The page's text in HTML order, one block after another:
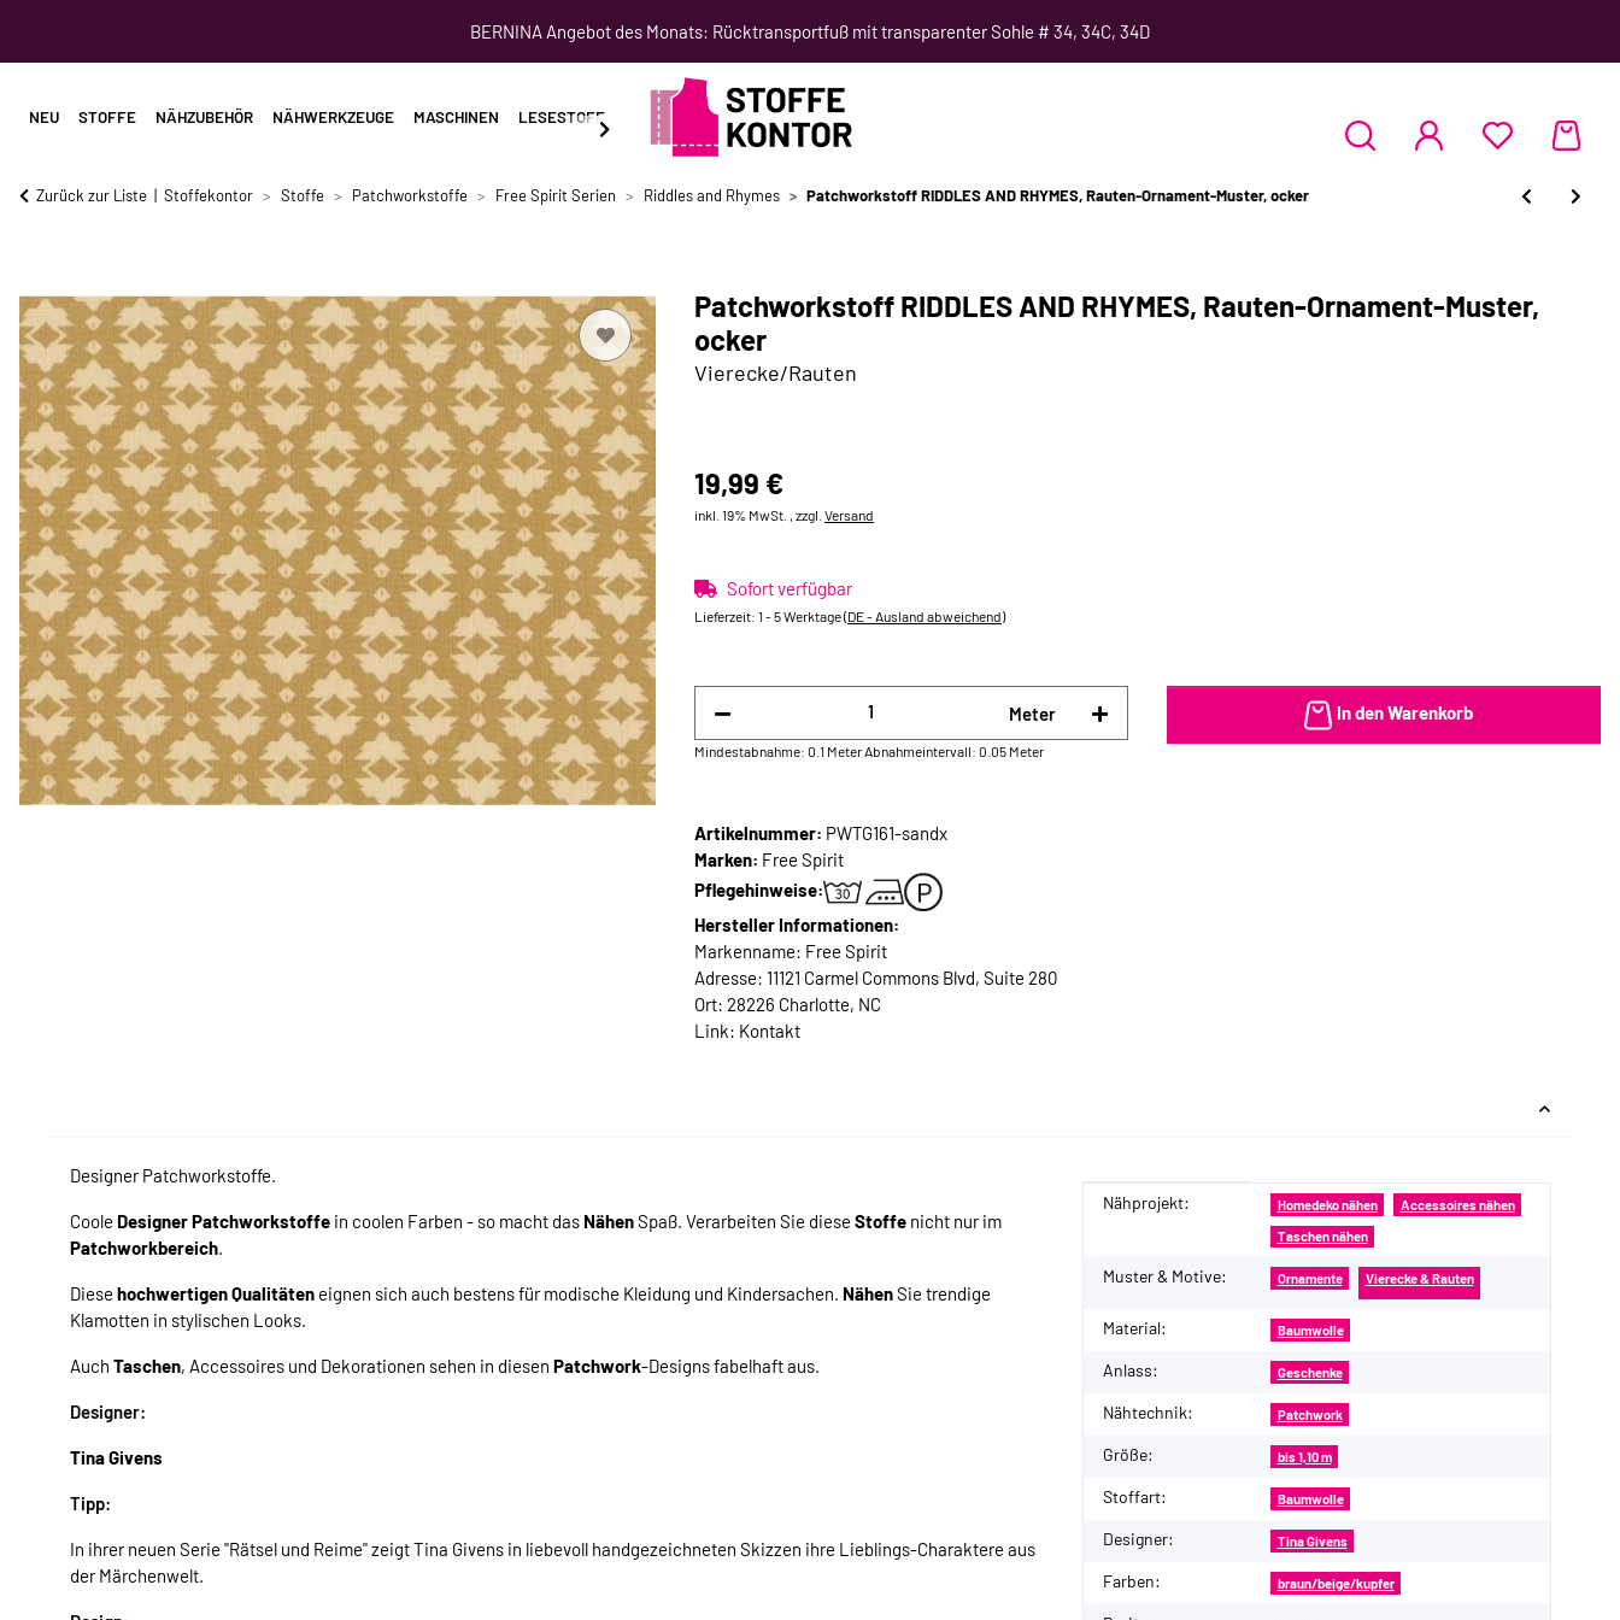
BERNINA Angebot des Monats: Rücktransportfuß mit transparenter Sohle # 34, 34C, 34D
NEU STOFFE NÄHZUBEHÖR NÄHWERKZEUGE MASCHINEN LESESTOFF SCHNITTMUSTER NÄHKURSE
Zurück zur Liste Stoffekontor Stoffe Patchworkstoffe Free Spirit Serien Riddles and Rhymes Patchworkstoff RIDDLES AND RHYMES, Rauten-Ornament-Muster, ocker
Patchworkstoff RIDDLES AND RHYMES, Rauten-Ornament-Muster,
ocker
Vierecke/Rauten
19,99 €
inkl. 19% MwSt. , zzgl. Versand
Sofort verfügbar
Lieferzeit: 1 - 5 Werktage(DE - Ausland abweichend)
Meter
Mindestabnahme: 0.1 MeterAbnahmeintervall: 0.05 Meter
In den Warenkorb
Artikelnummer: PWTG161-sandx
Marken: Free Spirit
Pflegehinweise:
Hersteller Informationen:
Markenname: Free Spirit
Adresse: 11121 Carmel Commons Blvd, Suite 280
Ort: 28226 Charlotte, NC
Link: Kontakt
Designer Patchworkstoffe.
Coole Designer Patchworkstoffe in coolen Farben - so macht das NähenSpaß. Verarbeiten Sie diese Stoffe nicht nur im
Patchworkbereich.
Diese hochwertigen Qualitäten eignen sich auch bestens für modische Kleidung und Kindersachen. NähenSie trendige
Klamotten in stylischen Looks.
Auch Taschen, Accessoires und Dekorationen sehen in diesen Patchwork-Designs fabelhaft aus.
Designer:
Tina Givens
Tipp:
In ihrer neuen Serie "Rätsel und Reime" zeigt Tina Givens in liebevoll handgezeichneten Skizzen ihre Lieblings-Charaktere aus
der Märchenwelt.
Produkteigenschaft
Wert
Nähprojekt: Homedeko nähen Accessoires nähen
Taschen nähen
Muster & Motive: Ornamente Vierecke & Rauten
Material: Baumwolle
Anlass: Geschenke
Nähtechnik: Patchwork
Größe: bis 1,10 m
Stoffart: Baumwolle
Designer: Tina Givens
Farben: braun/beige/kupfer